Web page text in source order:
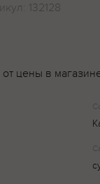
132128
цены в